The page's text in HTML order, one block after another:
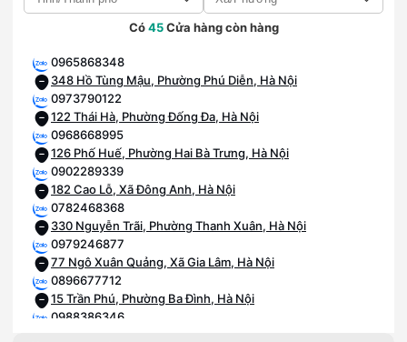
Có45Cửa hàng còn hàng
0965868348
348 Hồ Tùng Mậu, Phường Phú Diễn, Hà Nội
0973790122
122 Thái Hà, Phường Đống Đa, Hà Nội
0968668995
126 Phố Huế, Phường Hai Bà Trưng, Hà Nội
0902289339
182 Cao Lỗ, Xã Đông Anh, Hà Nội
0782468368
330 Nguyễn Trãi, Phường Thanh Xuân, Hà Nội
0979246877
77 Ngô Xuân Quảng, Xã Gia Lâm, Hà Nội
0896677712
15 Trần Phú, Phường Ba Đình, Hà Nội
0988386346